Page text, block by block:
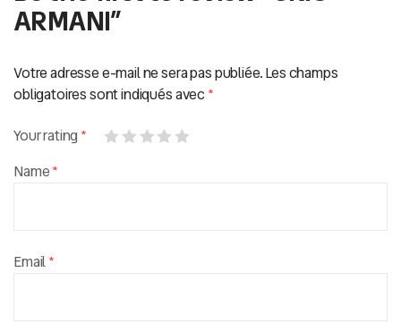
ARMANI”
Votre adresse e-mail ne sera pas publiée.Les champs
obligatoires sont indiqués avec *
Your rating *
Name*
Email*